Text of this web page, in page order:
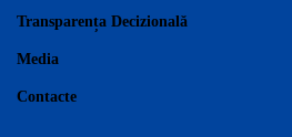
Transparența Decizională
Media
Contacte